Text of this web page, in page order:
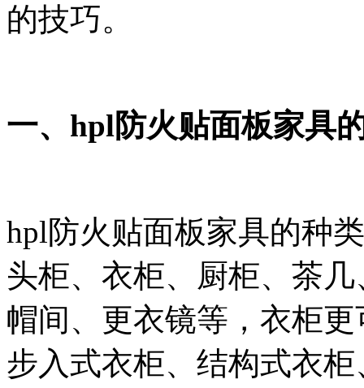
的技巧。
一、hpl防火贴面板家具
hpl防火贴面板家具的种
头柜、衣柜、厨柜、茶
帽间、更衣镜等，衣柜
步入式衣柜、结构式衣